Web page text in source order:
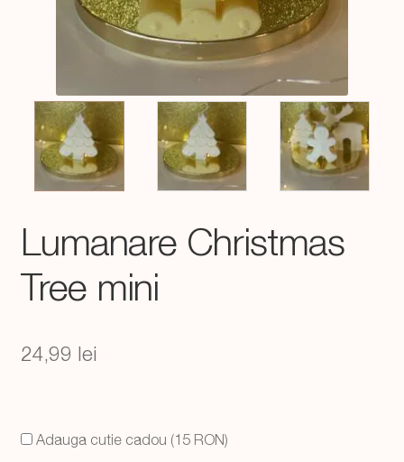
Lumanare Christmas
Tree mini
24,99 lei
Adauga cutie cadou (15 RON)